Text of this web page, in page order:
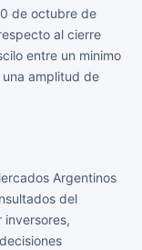
de octubre de
al cierre
entre un minimo
amplitud de
Argentinos
del